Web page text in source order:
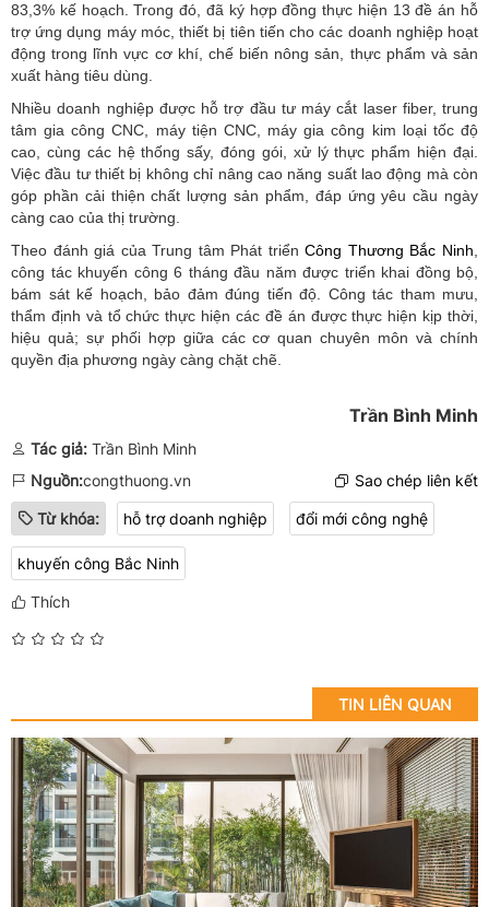
83,3% kế hoạch. Trong đó, đã ký hợp đồng thực hiện 13 đề án hỗ
trợ ứng dụng máy móc, thiết bị tiên tiến cho các doanh nghiệp hoạt
động trong lĩnh vực cơ khí, chế biến nông sản, thực phẩm và sản
xuất hàng tiêu dùng.
Nhiều doanh nghiệp được hỗ trợ đầu tư máy cắt laser fiber, trung
tâm gia công CNC, máy tiện CNC, máy gia công kim loại tốc độ
cao, cùng các hệ thống sấy, đóng gói, xử lý thực phẩm hiện đại.
Việc đầu tư thiết bị không chỉ nâng cao năng suất lao động mà còn
góp phần cải thiện chất lượng sản phẩm, đáp ứng yêu cầu ngày
càng cao của thị trường.
Theo đánh giá của Trung tâm Phát triểnCông Thương Bắc Ninh,
công tác khuyến công 6 tháng đầu năm được triển khai đồng bộ,
bám sát kế hoạch, bảo đảm đúng tiến độ. Công tác tham mưu,
thẩm định và tổ chức thực hiện các đề án được thực hiện kịp thời,
hiệu quả; sự phối hợp giữa các cơ quan chuyên môn và chính
quyền địa phương ngày càng chặt chẽ.
Trần Bình Minh
Tác giả: Trần Bình Minh
Nguồn:congthuong.vn Sao chép liên kết
Từ khóa: hỗ trợ doanh nghiệp đổi mới công nghệ
khuyến công Bắc Ninh
Thích
TIN LIÊN QUAN